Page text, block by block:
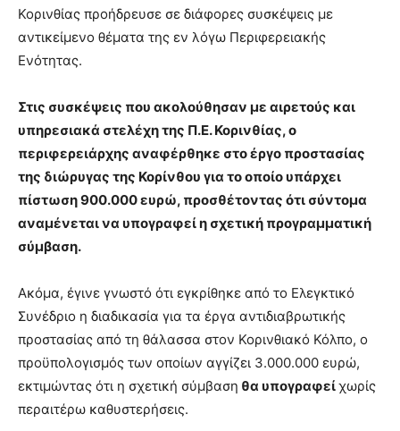
Κορινθίας προήδρευσε σε διάφορες συσκέψεις με
αντικείμενο θέματα της εν λόγω Περιφερειακής
Ενότητας.
Στις συσκέψεις που ακολούθησαν με αιρετούς και
υπηρεσιακά στελέχη της Π.Ε. Κορινθίας, ο
περιφερειάρχης αναφέρθηκε στο έργο προστασίας
της διώρυγας της Κορίνθου για το οποίο υπάρχει
πίστωση 900.000 ευρώ, προσθέτοντας ότι σύντομα
αναμένεται να υπογραφεί η σχετική προγραμματική
σύμβαση.
Ακόμα, έγινε γνωστό ότι εγκρίθηκε από το Ελεγκτικό
Συνέδριο η διαδικασία για τα έργα αντιδιαβρωτικής
προστασίας από τη θάλασσα στον Κορινθιακό Κόλπο, ο
προϋπολογισμός των οποίων αγγίζει 3.000.000 ευρώ,
εκτιμώντας ότι η σχετική σύμβαση θα υπογραφείχωρίς
περαιτέρω καθυστερήσεις.